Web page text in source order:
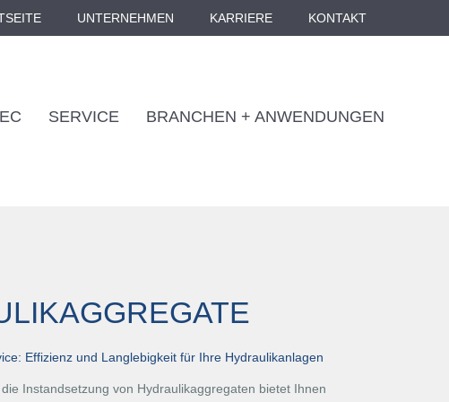
UNTERNEHMEN KARRIERE KONTAKT
SERVICE BRANCHEN + ANWENDUNGEN
Effizienz und Langlebigkeit für Ihre Hydraulikanlagen
Instandsetzung von Hydraulikaggregaten bietet Ihnen